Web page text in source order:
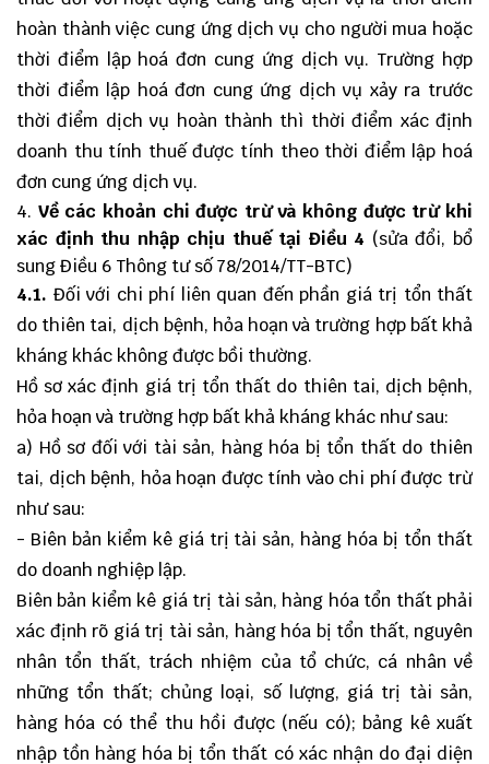
hoàn thành việc cung ứng dịch vụ cho người mua hoặc
thời điểm lập hoá đơn cung ứng dịch vụ. Trường hợp
thời điểm lập hoá đơn cung ứng dịch vụ xảy ra trước
thời điểm dịch vụ hoàn thành thì thời điểm xác định
doanh thu tính thuế được tính theo thời điểm lập hoá
đơn cung ứng dịch vụ.
Về các khoản chi được trừ và không được trừ khi
xác định thu nhập chịu thuế tại Điều 4 (sửa đổi, bổ
sung Điều 6 Thông tư số 78/2014/TT-BTC)
4.1. Đối với chi phí liên quan đến phần giá trị tổn thất
do thiên tai, dịch bệnh, hỏa hoạn và trường hợp bất khả
kháng khác không được bồi thường.
Hồ sơ xác định giá trị tổn thất do thiên tai, dịch bệnh,
hỏa hoạn và trường hợp bất khả kháng khác như sau:
a) Hồ sơ đối với tài sản, hàng hóa bị tổn thất do thiên
tai, dịch bệnh, hỏa hoạn được tính vào chi phí được trừ
như sau:
- Biên bản kiểm kê giá trị tài sản, hàng hóa bị tổn thất
do doanh nghiệp lập.
Biên bản kiểm kê giá trị tài sản, hàng hóa tổn thất phải
xác định rõ giá trị tài sản, hàng hóa bị tổn thất, nguyên
nhân tổn thất, trách nhiệm của tổ chức, cá nhân về
những tổn thất; chủng loại, số lượng, giá trị tài sản,
hàng hóa có thể thu hồi được (nếu có); bảng kê xuất
nhập tồn hàng hóa bị tổn thất có xác nhận do đại diện